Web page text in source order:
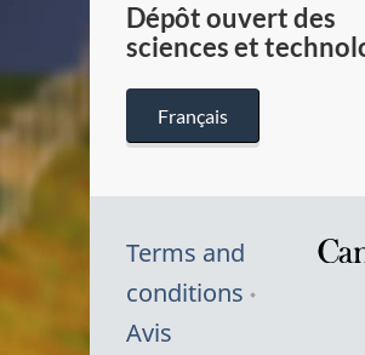
Dépôt ouvert des
sciences et
Français
Terms and
conditions
Avis